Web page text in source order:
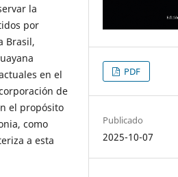
la
por
Brasil,
en el
de
el propósito
como
a esta
PDF
Publicado
2025-10-07